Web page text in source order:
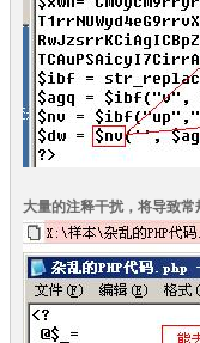
大量的注释干扰，将导致